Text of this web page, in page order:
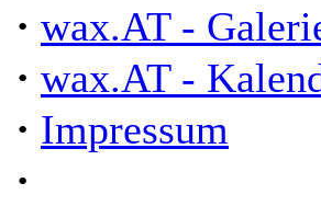
· wax.AT -
· wax.AT -
· Impressum
·